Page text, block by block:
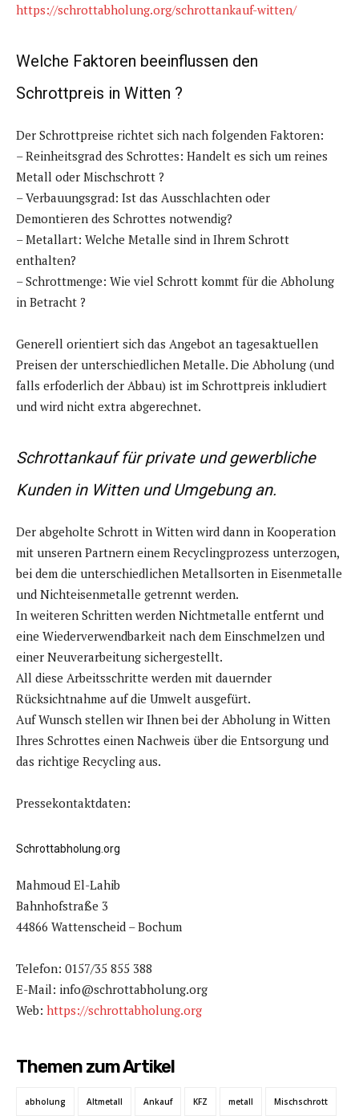
https://schrottabholung.org/schrottankauf-witten/
Welche Faktoren beeinflussen den
Schrottpreis in Witten ?
Der Schrottpreise richtet sich nach folgenden Faktoren:
– Reinheitsgrad des Schrottes: Handelt es sich um reines
Metall oder Mischschrott ?
– Verbauungsgrad: Ist das Ausschlachten oder
Demontieren des Schrottes notwendig?
– Metallart: Welche Metalle sind in Ihrem Schrott
enthalten?
– Schrottmenge: Wie viel Schrott kommt für die Abholung
in Betracht ?
Generell orientiert sich das Angebot an tagesaktuellen
Preisen der unterschiedlichen Metalle. Die Abholung (und
falls erfoderlich der Abbau) ist im Schrottpreis inkludiert
und wird nicht extra abgerechnet.
Schrottankauf für private und gewerbliche
Kunden in Witten und Umgebung an.
Der abgeholte Schrott in Witten wird dann in Kooperation
mit unseren Partnern einem Recyclingprozess unterzogen,
bei dem die unterschiedlichen Metallsorten in Eisenmetalle
und Nichteisenmetalle getrennt werden.
In weiteren Schritten werden Nichtmetalle entfernt und
eine Wiederverwendbarkeit nach dem Einschmelzen und
einer Neuverarbeitung sichergestellt.
All diese Arbeitsschritte werden mit dauernder
Rücksichtnahme auf die Umwelt ausgefürt.
Auf Wunsch stellen wir Ihnen bei der Abholung in Witten
Ihres Schrottes einen Nachweis über die Entsorgung und
das richtige Recycling aus.
Pressekontaktdaten:
Schrottabholung.org
Mahmoud El-Lahib
Bahnhofstraße 3
44866 Wattenscheid – Bochum
Telefon: 0157/35 855 388
E-Mail: info@schrottabholung.org
Web: https://schrottabholung.org
Themen zum Artikel
abholung Altmetall Ankauf KFZ metall Mischschrott